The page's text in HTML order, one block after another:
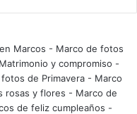
Marcos - Marco de fotos
y compromiso -
de Primavera- Marco
rosas y flores - Marco de
de feliz cumpleaños -